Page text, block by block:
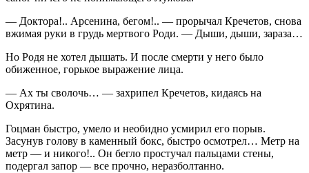
— Доктора!.. Арсенина, бегом!.. — прорычал Кречетов, снова
вжимая руки в грудь мертвого Роди. — Дыши, дыши, зараза…
Но Родя не хотел дышать. И после смерти у него было
обиженное, горькое выражение лица.
— Ах ты сволочь… — захрипел Кречетов, кидаясь на
Охрятина.
Гоцман быстро, умело и необидно усмирил его порыв.
Засунув голову в каменный бокс, быстро осмотрел… Метр на
метр — и никого!.. Он бегло простучал пальцами стены,
подергал запор — все прочно, неразболтанно.